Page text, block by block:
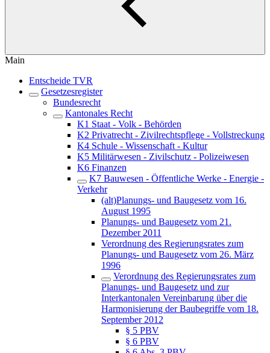
Main
Entscheide TVR
Gesetzesregister
Bundesrecht
Kantonales Recht
K1 Staat - Volk - Behörden
K2 Privatrecht - Zivilrechtspflege - Vollstreckung
K4 Schule - Wissenschaft - Kultur
K5 Militärwesen - Zivilschutz - Polizeiwesen
K6 Finanzen
K7 Bauwesen - Öffentliche Werke - Energie -
Verkehr
(alt)Planungs- und Baugesetz vom 16.
August 1995
Planungs- und Baugesetz vom 21.
Dezember 2011
Verordnung des Regierungsrates zum
Planungs- und Baugesetz vom 26. März
1996
Verordnung des Regierungsrates zum
Planungs- und Baugesetz und zur
Interkantonalen Vereinbarung über die
Harmonisierung der Baubegriffe vom 18.
September 2012
§ 5 PBV
§ 6 PBV